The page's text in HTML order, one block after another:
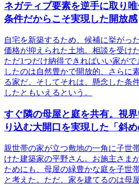
ネガティブ要素を逆手に取り
条件だからこそ実現した開放感
自宅を新築するため、候補に挙がっ
価格が抑えられた土地。相談を受け
ただ1つだけ納得できればいい家が
したのは自然豊かで開放的、さらに
る家だ。そしてそれは、懸念した条
したともいえるという。
すぐ隣の母屋と庭を共有。視
り込む大開口を実現した「斜め
親世帯の家が立つ敷地の一角に子世
けた建築家の平野さん。お施主さま
ためにも、母屋の緑豊かな庭を子世
と考えた。ただ、家を建てるのは母